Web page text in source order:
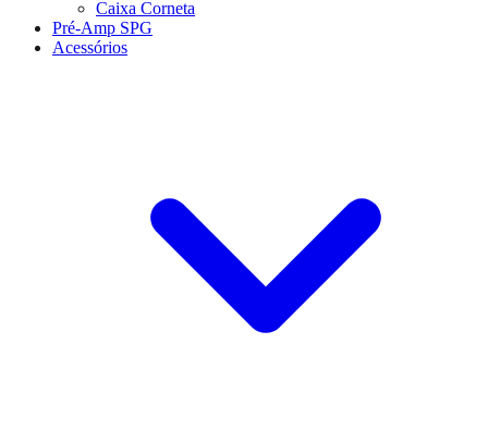
Caixa Corneta
Pré-Amp SPG
Acessórios